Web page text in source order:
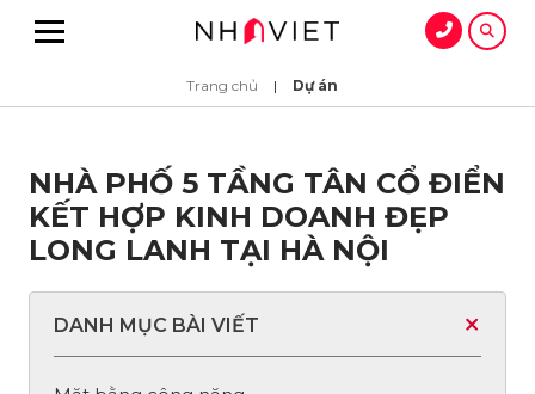
Trang chủ | Dự án
NHÀ PHỐ 5 TẦNG TÂN CỔ ĐIỂN
KẾT HỢP KINH DOANH ĐẸP
LONG LANH TẠI HÀ NỘI
DANH MỤC BÀI VIẾT